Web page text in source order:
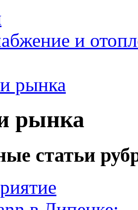
и
рынка
рынка
статьи